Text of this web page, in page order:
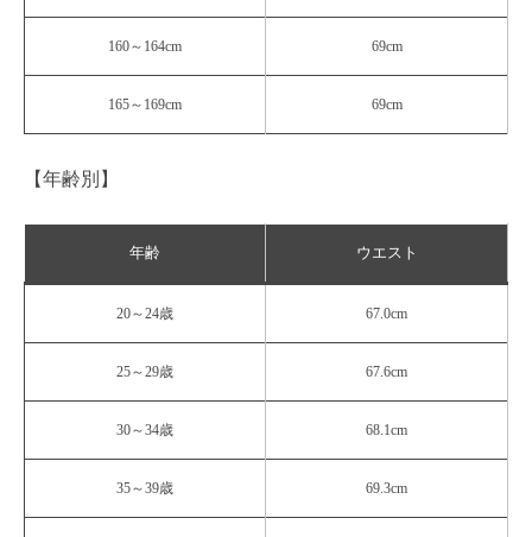
160～164cm 69cm
165～169cm 69cm
【年齢別】
年齢 ウエスト
20～24歳 67.0cm
25～29歳 67.6cm
30～34歳 68.1cm
35～39歳 69.3cm